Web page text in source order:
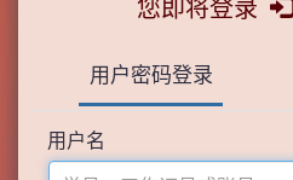
您即将登录
用户密码登录
用户名